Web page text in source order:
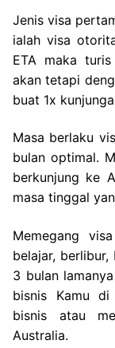
Jenis visa
ialah visa
ETA maka
akan tetapi
buat 1x
Masa berlaku
bulan optimal.
berkunjung ke
masa tinggal
Memegang
belajar, berlibur,
3 bulan
bisnis Kamu di
bisnis atau
Australia.